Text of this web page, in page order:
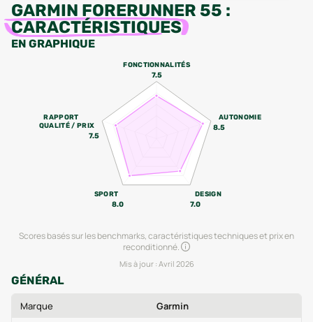
GARMIN FORERUNNER 55 :
CARACTÉRISTIQUES
EN GRAPHIQUE
FONCTIONNALITÉS
7.5
AUTONOMIE
8.5
DESIGN
7.0
SPORT
8.0
RAPPORT
QUALITÉ / PRIX
7.5
Scores basés sur les benchmarks, caractéristiques techniques et prix en
reconditionné.
Mis à jour : Avril 2026
GÉNÉRAL
Marque
Garmin